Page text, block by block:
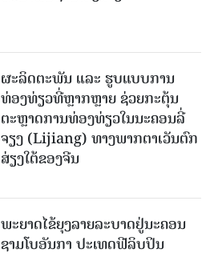
ຜະລິດຕະພັນ ແລະ ຮູບແບບການ
ທ່ອງທ່ຽວທີ່ຫຼາກຫຼາຍ ຊ່ວຍກະຕຸ້ນ
ຕະຫຼາດການທ່ອງທ່ຽວໃນນະຄອນລີ່
ຈຽງ (Lijiang) ທາງພາກຕາເວັນຕົກ
ສ່ຽງໃຕ້ຂອງຈີນ
ພະຍາດໄຂ້ຍຸງລາຍລະບາດຢູ່ນະຄອນ
ຊາມໂບ​ອັນກາ ປະເທດຟີລິບປິນ